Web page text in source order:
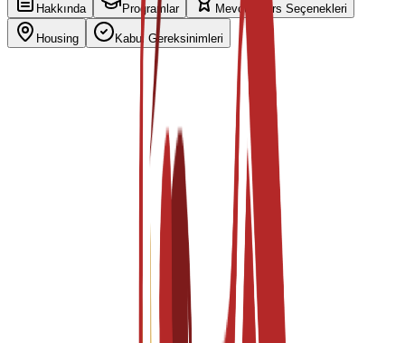
Hakkında Programlar Mevcut Burs Seçenekleri
Housing Kabul Gereksinimleri
IED Barcelona is the Barcelona campus of the Istituto Europeo di
Design, one of the most respected creative education networks in
Europe. The IED network was established in 1966 and has grown
into a global leader in design, fashion, visual communication, and
creative management education. The Barcelona centre embodies the
intersection of Mediterranean creativity and international design
culture, offering students a vibrant learning environment in one of
Europe’s most dynamic cities . Located in...